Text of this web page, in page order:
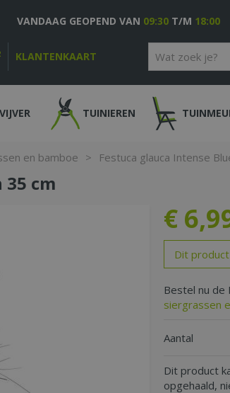
en bamboe > Festuca glauca Intense
KLANTENKAART
VANDAAG GEOPEND VAN 09:30 T/M 18:00
VIJVER TUINIEREN
cm
€ 6,
Dit
Bestel nu de
siergrassen
Aantal
Dit product
opgehaald,